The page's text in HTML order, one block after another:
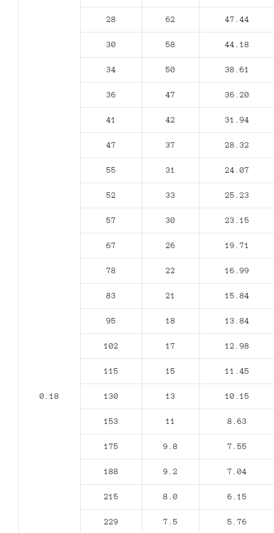
0.18
28 62 47.44
30 58 44.18
34 50 38.61
36 47 36.20
41 42 31.94
47 37 28.32
55 31 24.07
52 33 25.23
57 30 23.15
67 26 19.71
78 22 16.99
83 21 15.84
95 18 13.84
102 17 12.98
115 15 11.45
130 13 10.15
153 11 8.63
175 9.8 7.55
188 9.2 7.04
215 8.0 6.15
229 7.5 5.76